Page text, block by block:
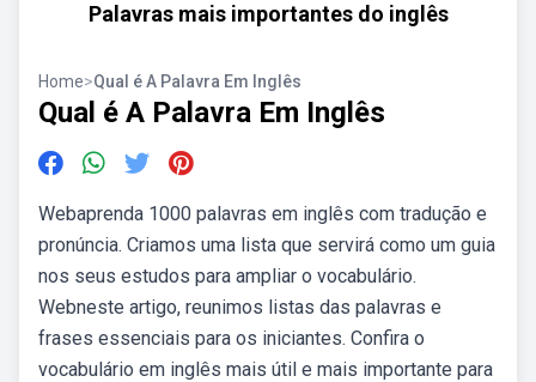
Palavras mais importantes do inglês
Home>Qual é A Palavra Em Inglês
Qual é A Palavra Em Inglês
Webaprenda 1000 palavras em inglês com tradução e
pronúncia. Criamos uma lista que servirá como um guia
nos seus estudos para ampliar o vocabulário.
Webneste artigo, reunimos listas das palavras e
frases essenciais para os iniciantes. Confira o
vocabulário em inglês mais útil e mais importante para